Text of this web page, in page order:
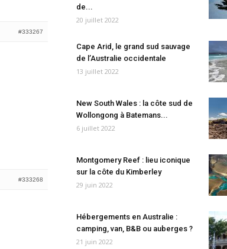
#333267
#333268
de...
20 juillet 2022
Cape Arid, le grand sud sauvage
de l’Australie occidentale
13 juillet 2022
New South Wales : la côte sud de
Wollongong à Batemans...
6 juillet 2022
Montgomery Reef : lieu iconique
sur la côte du Kimberley
29 juin 2022
Hébergements en Australie :
camping, van, B&B ou auberges ?
21 juin 2022